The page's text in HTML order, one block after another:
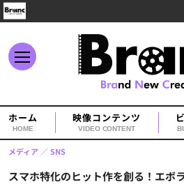
ホーム
HOME
映像コンテンツ
VIDEO CONTENT
スマホ特化のヒット作を創る！エボ
メディア SNS